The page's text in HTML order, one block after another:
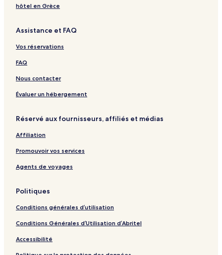
hôtel en Grèce
Assistance et FAQ
Vos réservations
FAQ
Nous contacter
Évaluer un hébergement
Réservé aux fournisseurs, affiliés et médias
Affiliation
Promouvoir vos services
Agents de voyages
Politiques
Conditions générales d’utilisation
Conditions Générales d’Utilisation d’Abritel
Accessibilité